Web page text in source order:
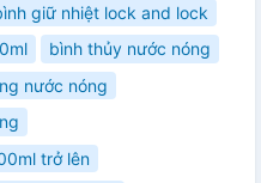
giữ nhiệt lock and lock
bình thủy nước nóng
nước nóng
trở lên